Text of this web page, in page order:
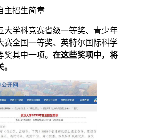
主招生简章
大学科竞赛省级一等奖、青少年
赛全国一等奖、英特尔国际科学
其中一项。 在这些奖项中，将